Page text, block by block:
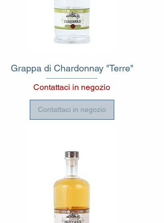
Grappa di Chardonnay "Terre"
Contattaci in negozio
Contattaci in negozio